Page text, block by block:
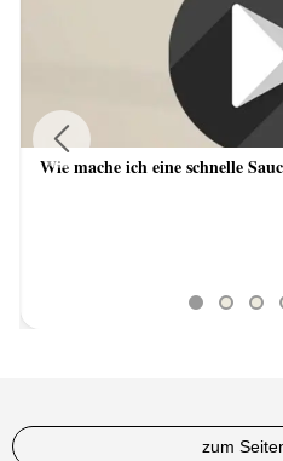
Wie mache ich eine schnelle
Previous
zum